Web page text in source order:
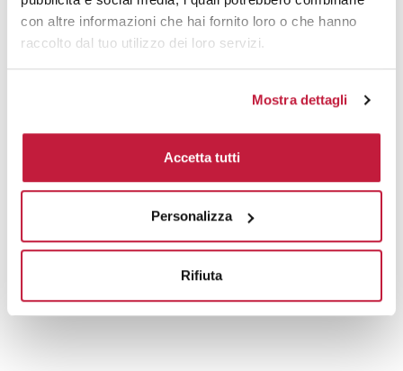
con altre informazioni che hai fornito loro o che hanno
raccolto dal tuo utilizzo dei loro servizi.
Mostra dettagli
Accetta tutti
Personalizza
Rifiuta